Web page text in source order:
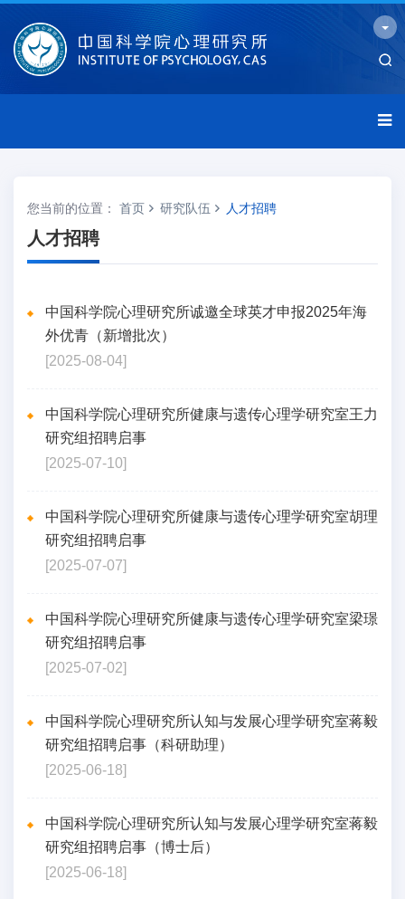
您当前的位置： 首页 研究队伍 人才招聘
人才招聘
中国科学院心理研究所诚邀全球英才申报2025年海
外优青（新增批次）
[2025-08-04]
中国科学院心理研究所健康与遗传心理学研究室王力
研究组招聘启事
[2025-07-10]
中国科学院心理研究所健康与遗传心理学研究室胡理
研究组招聘启事
[2025-07-07]
中国科学院心理研究所健康与遗传心理学研究室梁璟
研究组招聘启事
[2025-07-02]
中国科学院心理研究所认知与发展心理学研究室蒋毅
研究组招聘启事（科研助理）
[2025-06-18]
中国科学院心理研究所认知与发展心理学研究室蒋毅
研究组招聘启事（博士后）
[2025-06-18]